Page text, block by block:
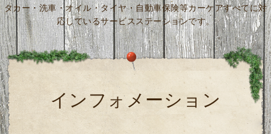
タカー・洗車・オイル・タイヤ・自動車保険等カーケアすべてに対
応しているサービスステーションです。
インフォメーション